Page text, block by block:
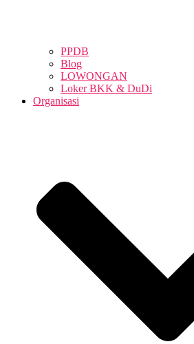
PPDB
Blog
LOWONGAN
Loker BKK & DuDi
Organisasi